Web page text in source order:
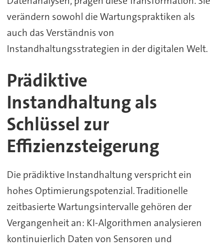
verändern sowohl die Wartungspraktiken als
auch das Verständnis von
Instandhaltungsstrategien in der digitalen Welt.
Prädiktive
Instandhaltung als
Schlüssel zur
Effizienzsteigerung
Die prädiktive Instandhaltung verspricht ein
hohes Optimierungspotenzial. Traditionelle
zeitbasierte Wartungsintervalle gehören der
Vergangenheit an: KI-Algorithmen analysieren
kontinuierlich Daten von Sensoren und